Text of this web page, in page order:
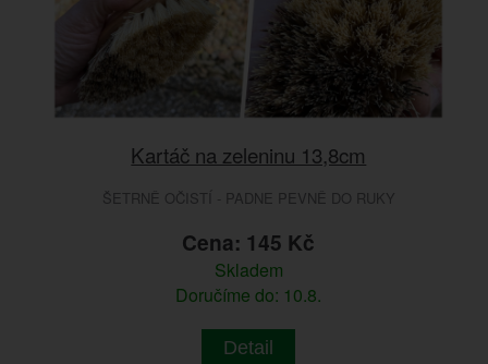
Kartáč na zeleninu 13,8cm
ŠETRNĚ OČISTÍ - PADNE PEVNĚ DO RUKY
Cena: 145 Kč
Skladem
Doručíme do: 10.8.
Detail